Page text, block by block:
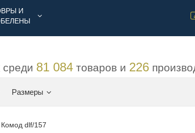
И
81 084товаров и 226
Размеры
Комод dlf/157